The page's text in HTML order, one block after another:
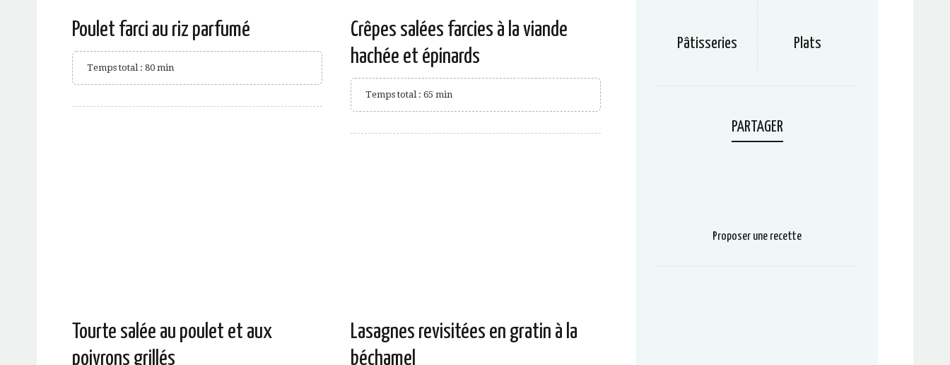
Poulet farci au riz parfumé
Temps total : 80 min
Crêpes salées farcies à la viande
hachée et épinards
Temps total : 65 min
Tourte salée au poulet et aux
poivrons grillés
Lasagnes revisitées en gratin à la
béchamel
Pâtisseries Plats
PARTAGER
Proposer une recette